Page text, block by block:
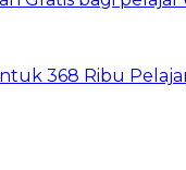
368 Ribu